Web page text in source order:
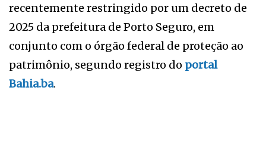
recentemente restringido por um decreto de
2025 da prefeitura de Porto Seguro, em
conjunto com o órgão federal de proteção ao
patrimônio, segundo registro do portal
Bahia.ba.